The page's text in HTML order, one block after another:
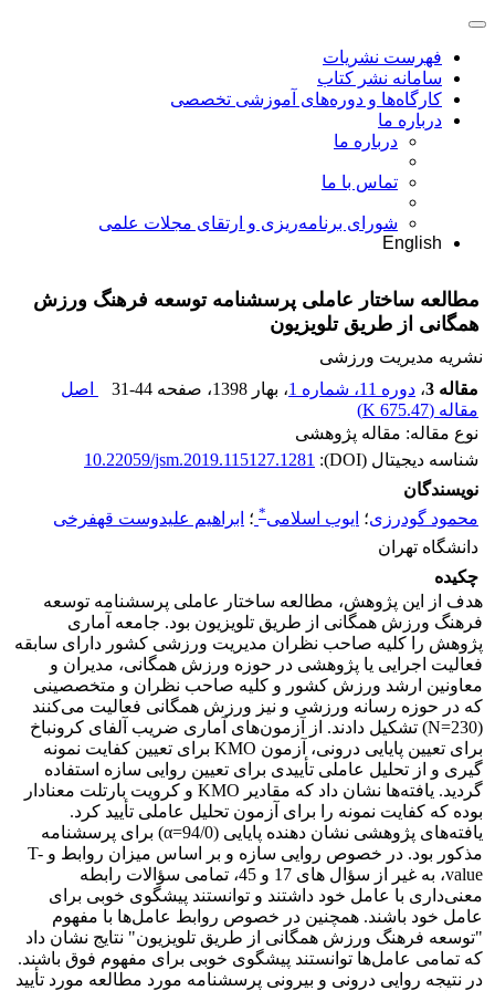
فهرست نشریات
سامانه نشر کتاب
کارگاه‌ها و دوره‌های آموزشی تخصصی
درباره ما
درباره ما
تماس با ما
شورای برنامه‌ریزی و ارتقای مجلات علمی
English
مطالعه ساختار عاملی پرسشنامه توسعه فرهنگ ورزش
همگانی از طریق تلویزیون
نشریه مدیریت ورزشی
مقاله 3
، دوره 11، شماره 1 ، بهار 1398 ، صفحه 31-44
اصل
مقاله (675.47 K
)
نوع مقاله: مقاله پژوهشی
شناسه دیجیتال (DOI):
10.22059/jsm.2019.115127.1281
نویسندگان
محمود گودرزی؛ ایوب اسلامی* ؛ ابراهیم علیدوست قهفرخی
دانشگاه تهران
چکیده
هدف از این پژوهش، مطالعه ساختار عاملی پرسشنامه توسعه
فرهنگ ورزش همگانی از طریق تلویزیون بود. جامعه آماری
پژوهش را کلیه صاحب نظران مدیریت ورزشی کشور دارای سابقه
فعالیت اجرایی یا پژوهشی در حوزه ورزش همگانی، مدیران و
معاونین ارشد ورزش کشور و کلیه صاحب نظران و متخصصینی
که در حوزه رسانه ورزشی و نیز ورزش همگانی فعالیت می‌کنند
(230=N) تشکیل دادند. از آزمون‌های آماری ضریب آلفای کرونباخ
برای تعیین پایایی درونی، آزمون KMO برای تعیین کفایت نمونه
گیری و از تحلیل عاملی تأییدی برای تعیین روایی سازه استفاده
گردید. یافته‌ها نشان داد که مقادیر KMO و کرویت بارتلت معنادار
بوده که کفایت نمونه را برای آزمون تحلیل عاملی تأیید کرد.
یافته‌های پژوهشی نشان دهنده پایایی (94/0=α) برای پرسشنامه
مذکور بود. در خصوص روایی سازه و بر اساس میزان روابط و T-
value، به غیر از سؤال های 17 و 45، تمامی سؤالات رابطه
معنی‌داری با عامل خود داشتند و توانستند پیشگوی خوبی برای
عامل خود باشند. همچنین در خصوص روابط عامل‌ها با مفهوم
"توسعه فرهنگ ورزش همگانی از طریق تلویزیون" نتایج نشان داد
که تمامی عامل‌ها توانستند پیشگوی خوبی برای مفهوم فوق باشند.
در نتیجه روایی درونی و بیرونی پرسشنامه مورد مطالعه مورد تأیید